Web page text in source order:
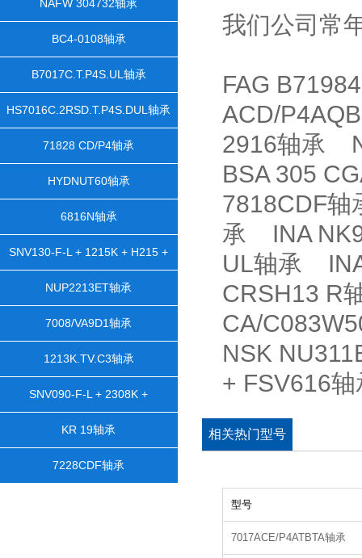
NAFW 304732轴承
BC4-0108轴承
B7017C.T.P4S.UL轴承
HS7016C.2RSD.T.P4S.DUL轴承
71828 CD/P4轴承
HYDNUT60轴承
6816N轴承
SNV130-F-L + 1215K + H215 +
DH515轴承
NUP2213ET轴承
7008/VA9D1轴承
1213K.TV.C3轴承
SNV090-F-L + 2308K +
H2308X105 + TSV608X105轴承
KR 19轴承
7228CDF轴承
我们公司常
FAG
ACD/
2916轴承
BSA 305
7818CDF
承 INA
UL轴承
CRSH13 R
CA/
NSK
+ FSV616
相关热门型号
型号
7017ACE/P4ATBTA轴承